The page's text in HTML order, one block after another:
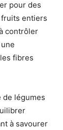
pour des
entiers
contrôler
fibres
de légumes
à savourer